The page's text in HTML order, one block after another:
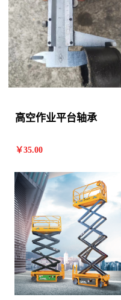
高空作业平台轴承
￥35.00